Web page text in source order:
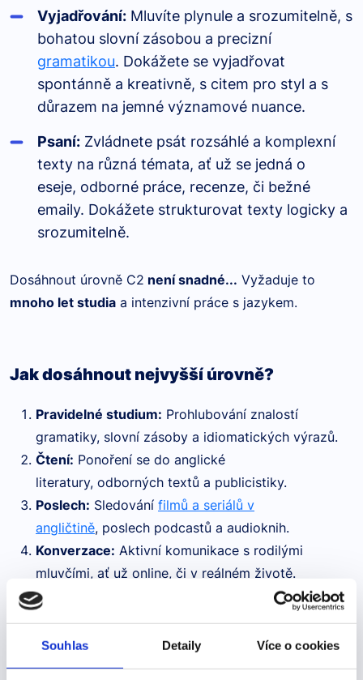
Souhlas Detaily Více o cookies
Vyjadřování: Mluvíte plynule a srozumitelně, s
bohatou slovní zásobou a precizní
gramatikou. Dokážete se vyjadřovat
spontánně a kreativně, s citem pro styl a s
důrazem na jemné významové nuance.
Psaní: Zvládnete psát rozsáhlé a komplexní
texty na různá témata, ať už se jedná o
eseje, odborné práce, recenze, či bežné
emaily. Dokážete strukturovat texty logicky a
srozumitelně.
Dosáhnout úrovně C2 není snadné... Vyžaduje to
mnoho let studia a intenzivní práce s jazykem.
Jak dosáhnout nejvyšší úrovně?
Pravidelné studium: Prohlubování znalostí
gramatiky, slovní zásoby a idiomatických výrazů.
Čtení: Ponoření se do anglické
literatury, odborných textů a publicistiky.
Poslech: Sledování filmů a seriálů v
angličtině, poslech podcastů a audioknih.
Konverzace: Aktivní komunikace s rodilými
mluvčími, ať už online, či v reálném životě.
Získání úrovně C2 vám otevírá dveře do
světa